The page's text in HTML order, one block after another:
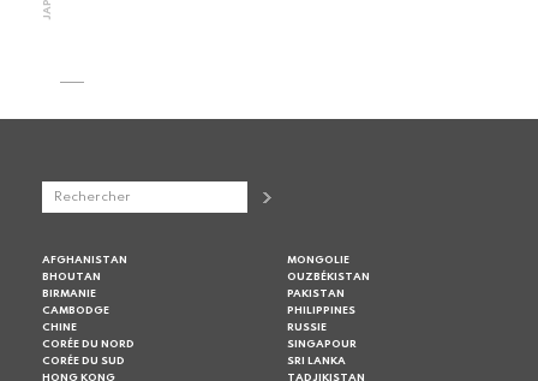
AFGHANISTAN
BHOUTAN
BIRMANIE
CAMBODGE
CHINE
CORÉE DU NORD
CORÉE DU SUD
HONG KONG
MONGOLIE
OUZBÉKISTAN
PAKISTAN
PHILIPPINES
RUSSIE
SINGAPOUR
SRI LANKA
TADJIKISTAN